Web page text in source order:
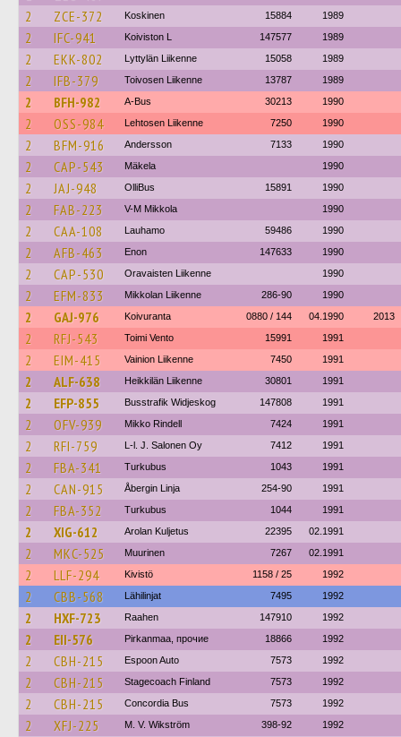
2
ZCE-372 Koskinen 15884 1989
2 IFC-941 Koiviston L 147577 1989
2 EKK-802 Lyttylän Liikenne 15058 1989
2 IFB-379 Toivosen Liikenne 13787 1989
2 BFH-982 A-Bus 30213 1990
2 OSS-984 Lehtosen Liikenne 7250 1990
2 BFM-916 Andersson 7133 1990
2 CAP-543 Mäkela 1990
2 JAJ-948 OlliBus 15891 1990
2 FAB-223 V-M Mikkola 1990
2 CAA-108 Lauhamo 59486 1990
2 AFB-463 Enon 147633 1990
2 CAP-530 Oravaisten Liikenne 1990
2 EFM-833 Mikkolan Liikenne 286-90 1990
2 GAJ-976 Koivuranta 0880 / 144 04.1990 2013
2 RFJ-543 Toimi Vento 15991 1991
2 EIM-415 Vainion Liikenne 7450 1991
2 ALF-638 Heikkilän Liikenne 30801 1991
2 EFP-855 Busstrafik Widjeskog 147808 1991
2 OFV-939 Mikko Rindell 7424 1991
2 RFI-759 L-l. J. Salonen Oy 7412 1991
2 FBA-341 Turkubus 1043 1991
2 CAN-915 Åbergin Linja 254-90 1991
2 FBA-352 Turkubus 1044 1991
2 XIG-612 Arolan Kuljetus 22395 02.1991
2 MKC-525 Muurinen 7267 02.1991
2 LLF-294 Kivistö 1158 / 25 1992
2 CBB-568 Lähilinjat 7495 1992
2 HXF-723 Raahen 147910 1992
2 EII-576 Pirkanmaa, прочие 18866 1992
2 CBH-215 Espoon Auto 7573 1992
2 CBH-215 Stagecoach Finland 7573 1992
2 CBH-215 Concordia Bus 7573 1992
2 XFJ-225 M. V. Wikström 398-92 1992